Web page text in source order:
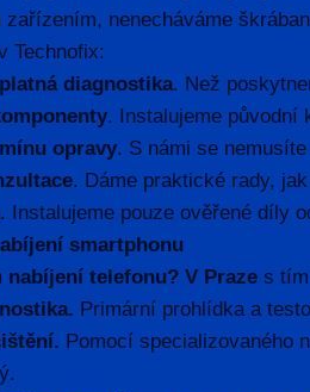
nenecháváme
Technofix:
diagnostika. Než
. Instalujeme původní
opravy. S námi se
. Dáme praktické rady,
. Instalujeme pouze ověřené díly
smartphonu
nabíjení telefonu? V Prazes tím
Primární prohlídka a
Pomocí specializovaného